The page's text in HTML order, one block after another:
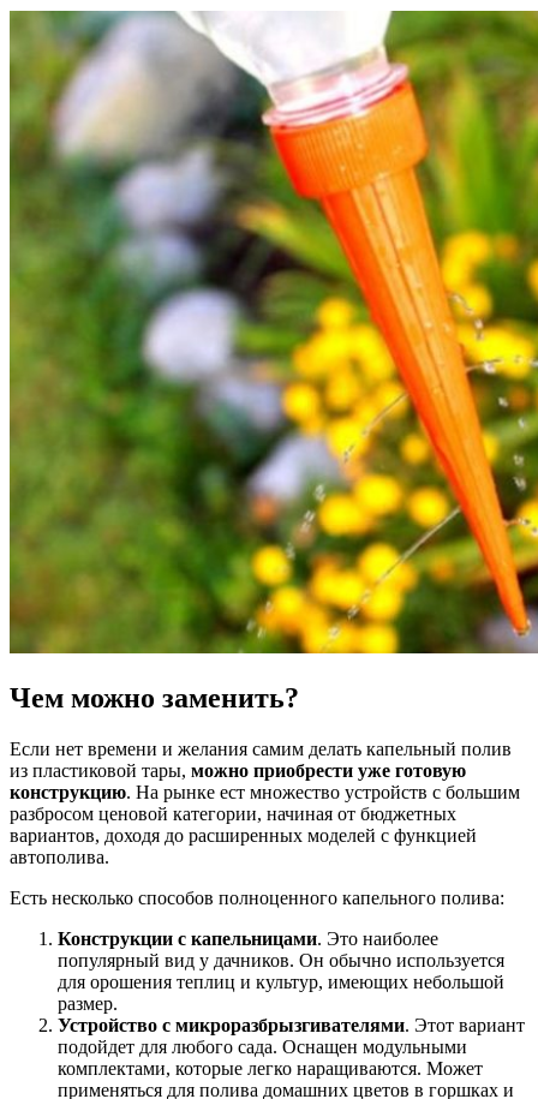
Чем можно заменить?
Если нет времени и желания самим делать капельный полив
из пластиковой тары, можно приобрести уже готовую
конструкцию. На рынке ест множество устройств с большим
разбросом ценовой категории, начиная от бюджетных
вариантов, доходя до расширенных моделей с функцией
автополива.
Есть несколько способов полноценного капельного полива:
Конструкции с капельницами. Это наиболее
популярный вид у дачников. Он обычно используется
для орошения теплиц и культур, имеющих небольшой
размер.
Устройство с микроразбрызгивателями. Этот вариант
подойдет для любого сада. Оснащен модульными
комплектами, которые легко наращиваются. Может
применяться для полива домашних цветов в горшках и